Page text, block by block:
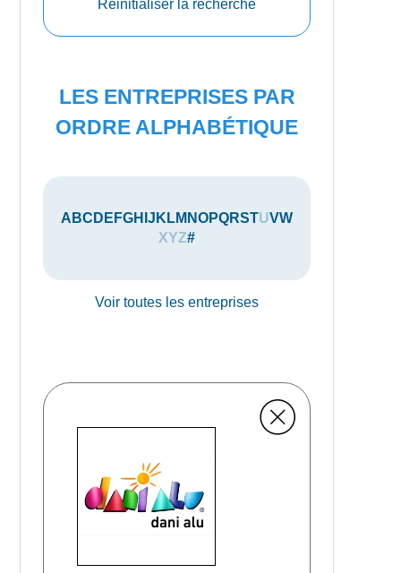
Réinitialiser la recherche
LES ENTREPRISES PAR
ORDRE ALPHABÉTIQUE
A BC D E FGH IJ K LM NOPQRSTUVW
XYZ#
Voir toutes les entreprises